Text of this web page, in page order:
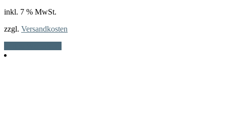
inkl. 7 % MwSt.
zzgl. Versandkosten